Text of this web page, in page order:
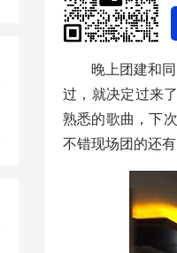
晚上团建和同
过，就决定过来
熟悉的歌曲，下
不错现场团的还